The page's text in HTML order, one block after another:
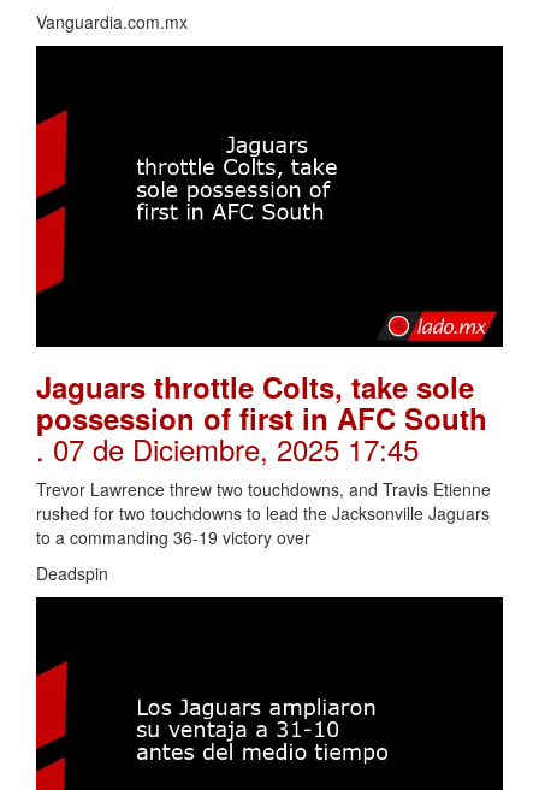
Vanguardia.com.mx
Jaguars throttle Colts, take sole
possession of first in AFC South
. 07 de Diciembre, 2025 17:45
Trevor Lawrence threw two touchdowns, and Travis Etienne
rushed for two touchdowns to lead the Jacksonville Jaguars
to a commanding 36-19 victory over
Deadspin